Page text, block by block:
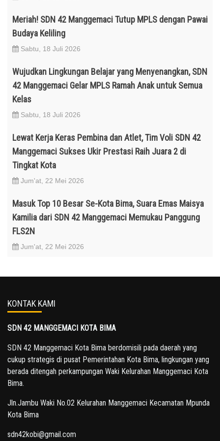
Meriah! SDN 42 Manggemaci Tutup MPLS dengan Pawai
Budaya Keliling
Sabtu, 18 Juli 2026
Wujudkan Lingkungan Belajar yang Menyenangkan, SDN
42 Manggemaci Gelar MPLS Ramah Anak untuk Semua
Kelas
Sabtu, 18 Juli 2026
Lewat Kerja Keras Pembina dan Atlet, Tim Voli SDN 42
Manggemaci Sukses Ukir Prestasi Raih Juara 2 di
Tingkat Kota
Jum'at, 22 Mei 2026
Masuk Top 10 Besar Se-Kota Bima, Suara Emas Maisya
Kamilia dari SDN 42 Manggemaci Memukau Panggung
FLS2N
Jum'at, 22 Mei 2026
KONTAK KAMI
SDN 42 MANGGEMACI KOTA BIMA
SDN 42 Manggemaci Kota Bima berdomisili pada daerah yang
cukup strategis di pusat Pemerintahan Kota Bima, lingkungan yang
berada ditengah perkampungan Waki Kelurahan Manggemaci Kota
Bima.
Jln.Jambu Waki No.02 Kelurahan Manggemaci Kecamatan Mpunda
Kota Bima
sdn42kobi@gmail.com